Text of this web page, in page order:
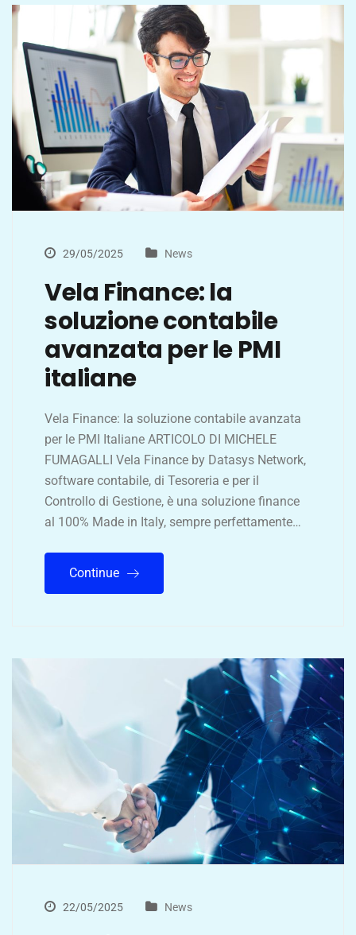
29/05/2025 News
Vela Finance: la
soluzione contabile
avanzata per le PMI
italiane
Vela Finance: la soluzione contabile avanzata
per le PMI Italiane ARTICOLO DI MICHELE
FUMAGALLI Vela Finance by Datasys Network,
software contabile, di Tesoreria e per il
Controllo di Gestione, è una soluzione finance
al 100% Made in Italy, sempre perfettamente…
Continue
22/05/2025 News